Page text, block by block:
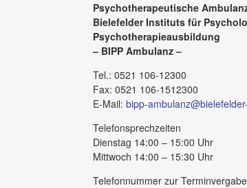
Psychotherapeutische
Bielefelder Instituts für
Psychotherapieausbildung
– BIPP Ambulanz –
Tel.: 0521 106-12300
Fax: 0521 106-1512300
E-Mail: bipp-
Telefonsprechzeiten
Dienstag 14:00 – 15:00 Uhr
Mittwoch 14:00 – 15:30 Uhr
Telefonnummer zur Terminvergabe